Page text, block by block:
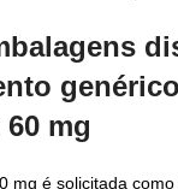
mg
mg é solicitada